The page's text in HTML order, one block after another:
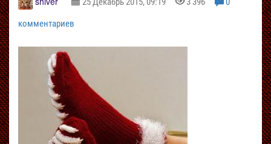
комментариев